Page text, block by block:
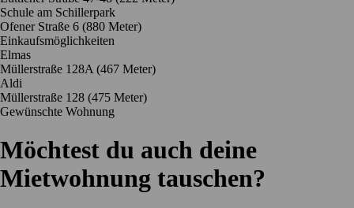
Schule am Schillerpark
Ofener Straße 6 (880 Meter)
Einkaufsmöglichkeiten
Elmas
Müllerstraße 128A (467 Meter)
Aldi
Müllerstraße 128 (475 Meter)
Gewünschte Wohnung
Möchtest du auch deine
Mietwohnung tauschen?